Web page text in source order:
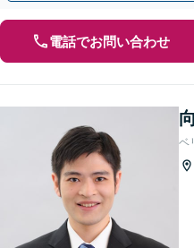
電話でお問い合わせ
ベ